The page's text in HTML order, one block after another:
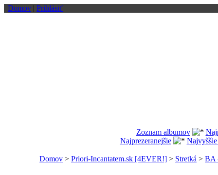
Domov | Prihlásiť
Zoznam albumov
Najprezeranejšie
Domov > Priori-Incantatem.sk [4EVER!] > Stretká > BA